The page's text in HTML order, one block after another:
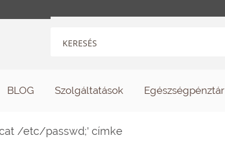
BLOG Szolgáltatások Egészségpénztár
/etc/passwd;' címke